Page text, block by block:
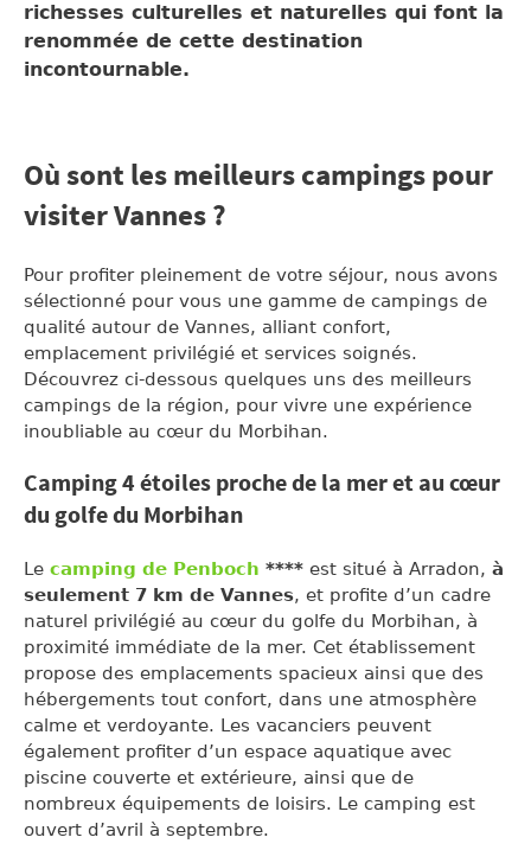
richesses culturelles et naturelles qui font la
renommée de cette destination
incontournable.
Où sont les meilleurs campings pour
visiter Vannes ?
Pour profiter pleinement de votre séjour, nous avons
sélectionné pour vous une gamme de campings de
qualité autour de Vannes, alliant confort,
emplacement privilégié et services soignés.
Découvrez ci-dessous quelques uns des meilleurs
campings de la région, pour vivre une expérience
inoubliable au cœur du Morbihan.
Camping 4 étoiles proche de la mer et au cœur
du golfe du Morbihan
Le camping de Penboch **** est situé à Arradon, à
seulement 7 km de Vannes, et profite d’un cadre
naturel privilégié au cœur du golfe du Morbihan, à
proximité immédiate de la mer. Cet établissement
propose des emplacements spacieux ainsi que des
hébergements tout confort, dans une atmosphère
calme et verdoyante. Les vacanciers peuvent
également profiter d’un espace aquatique avec
piscine couverte et extérieure, ainsi que de
nombreux équipements de loisirs. Le camping est
ouvert d’avril à septembre.